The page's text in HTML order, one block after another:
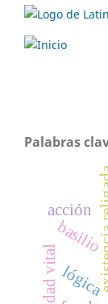
Palabras
basilio
acción
lógica